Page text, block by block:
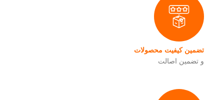
تضمین کیفیت محصولات
و تضمین اصالت